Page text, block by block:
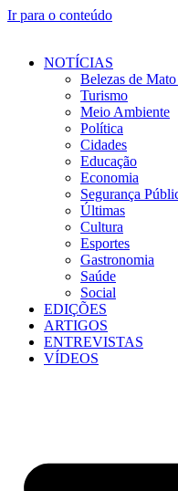
Ir para o conteúdo
NOTÍCIAS
Belezas de
Turismo
Meio Ambiente
Política
Cidades
Educação
Economia
Segurança
Últimas
Cultura
Esportes
Gastronomia
Saúde
Social
EDIÇÕES
ARTIGOS
ENTREVISTAS
VÍDEOS